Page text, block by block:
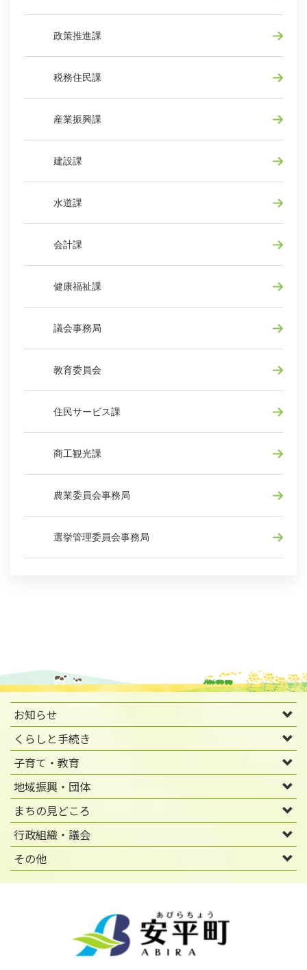
政策推進課
税務住民課
産業振興課
建設課
水道課
会計課
健康福祉課
議会事務局
教育委員会
住民サービス課
商工観光課
農業委員会事務局
選挙管理委員会事務局
お知らせ
くらしと手続き
子育て・教育
地域振興・団体
まちの見どころ
行政組織・議会
その他